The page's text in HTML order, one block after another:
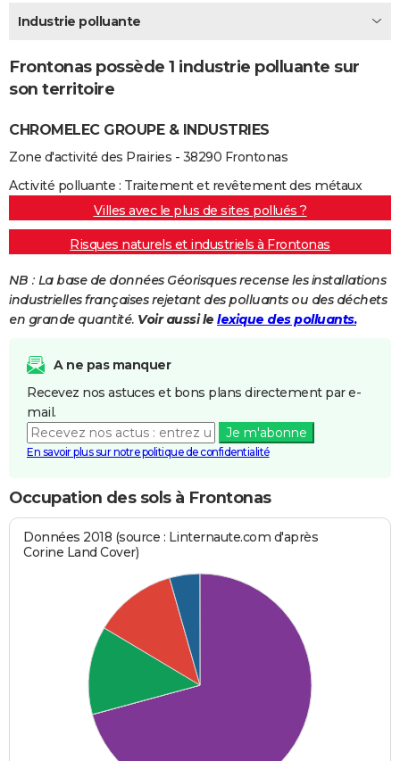
Destinations
City break
Voyage nature
Voyage de noces
Forum
Climat
+PHOTO
GUIDES D'ACHAT
BONS PLANS
CARTE DE VOEUX
Carte de Noël
Carte Bonne année
Carte Saint-Valentin
Carte Pâques
Carte d'anniversaire
DICTIONNAIRE
Dictionnaire
Biographies
Citations
Expressions
Proverbes
PROGRAMME TV
COPAINS D'AVANT
AVIS DE DÉCÈS
Industrie polluante
Frontonas possède 1 industrie polluante sur
son territoire
CHROMELEC GROUPE & INDUSTRIES
Zone d'activité des Prairies - 38290 Frontonas
Activité polluante : Traitement et revêtement des métaux
Villes avec le plus de sites pollués ?
Risques naturels et industriels à Frontonas
NB : La base de données Géorisques recense les installations
industrielles françaises rejetant des polluants ou des déchets
en grande quantité. Voir aussi le lexique des polluants.
A ne pas manquer
Recevez nos astuces et bons plans directement par e-
mail.
Je m'abonne
En savoir plus sur notre politique de confidentialité
Occupation des sols à Frontonas
Données 2018 (source : Linternaute.com d'après
Corine Land Cover)